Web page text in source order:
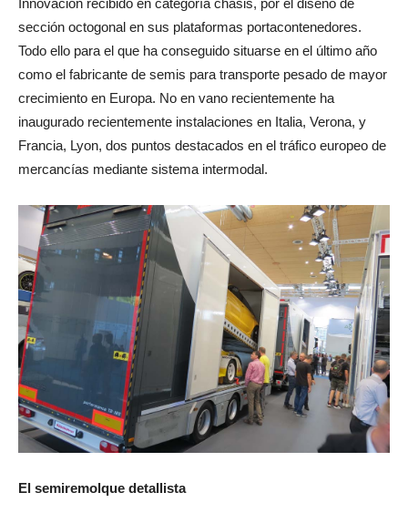
Innovación recibido en categoría chasis, por el diseño de
sección octogonal en sus plataformas portacontenedores.
Todo ello para el que ha conseguido situarse en el último año
como el fabricante de semis para transporte pesado de mayor
crecimiento en Europa. No en vano recientemente ha
inaugurado recientemente instalaciones en Italia, Verona, y
Francia, Lyon, dos puntos destacados en el tráfico europeo de
mercancías mediante sistema intermodal.
El semiremolque detallista